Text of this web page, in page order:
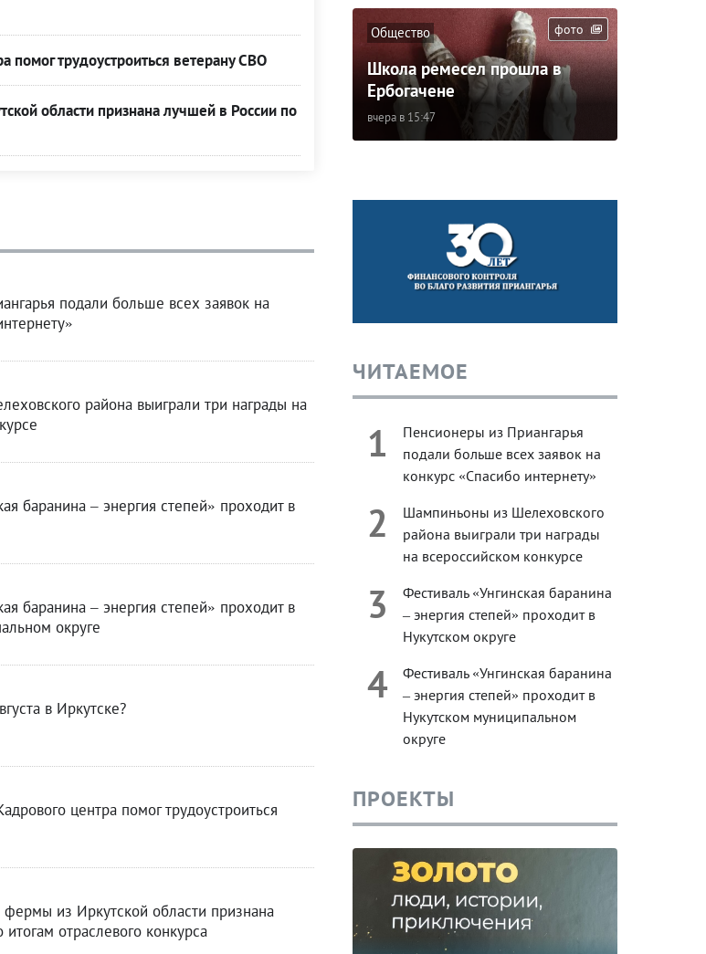
помог трудоустроиться ветерану СВО
области признана лучшей в России по
подали больше всех заявок на
района выиграли три награды на
баранина – энергия степей» проходит в
баранина – энергия степей» проходит в
округе
в Иркутске?
центра помог трудоустроиться
из Иркутской области признана
отраслевого конкурса
фото
Общество
Школа ремесел прошла в
Ербогачене
вчера в 15:47
ЧИТАЕМОЕ
1
Пенсионеры из Приангарья
подали больше всех заявок на
конкурс «Спасибо интернету»
2
Шампиньоны из Шелеховского
района выиграли три награды
на всероссийском конкурсе
3
Фестиваль «Унгинская баранина
– энергия степей» проходит в
Нукутском округе
4
Фестиваль «Унгинская баранина
– энергия степей» проходит в
Нукутском муниципальном
округе
ПРОЕКТЫ